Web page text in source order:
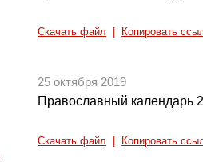
Скачать файл Копировать
25 октября 2019
Православный календарь
Скачать файл Копировать